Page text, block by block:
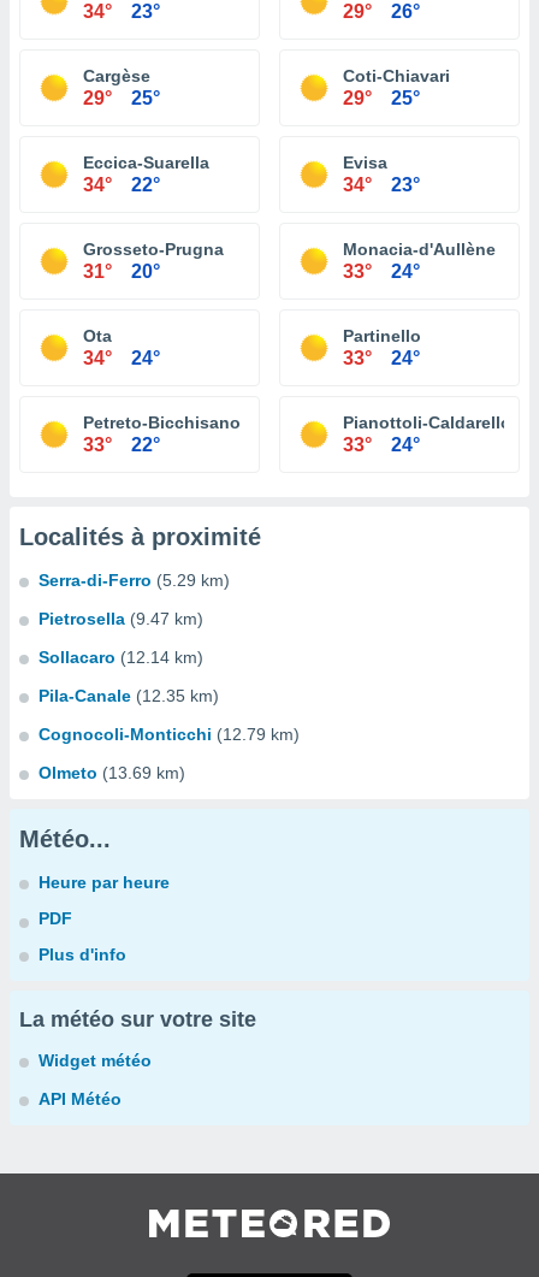
34° 23° 29° 26°
Cargèse
29° 25°
Coti-Chiavari
29° 25°
Eccica-Suarella
34° 22°
Evisa
34° 23°
Grosseto-Prugna
31° 20°
Monacia-d'Aullène
33° 24°
Ota
34° 24°
Partinello
33° 24°
Petreto-Bicchisano
33° 22°
Pianottoli-Caldarello
33° 24°
Localités à proximité
Serra-di-Ferro (5.29 km)
Pietrosella (9.47 km)
Sollacaro (12.14 km)
Pila-Canale (12.35 km)
Cognocoli-Monticchi (12.79 km)
Olmeto (13.69 km)
Météo...
Heure par heure
PDF
Plus d'info
La météo sur votre site
Widget météo
API Météo